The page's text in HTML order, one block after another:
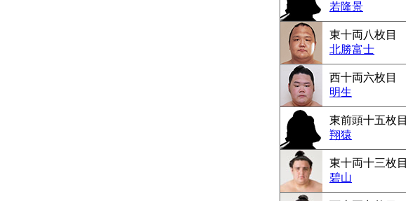
若隆景
東十両八枚目
北勝富士
西十両六枚目
明生
東前頭十五枚目
翔猿
東十両十三枚目
碧山